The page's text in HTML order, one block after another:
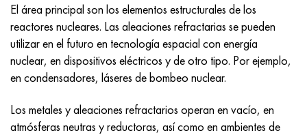
El área principal son los elementos estructurales de los
reactores nucleares. Las aleaciones refractarias se pueden
utilizar en el futuro en tecnología espacial con energía
nuclear, en dispositivos eléctricos y de otro tipo. Por ejemplo,
en condensadores, láseres de bombeo nuclear.
Los metales y aleaciones refractarios operan en vacío, en
atmósferas neutras y reductoras, así como en ambientes de
Hastelloy b3
hastelloy c4
hastelloy c22
Hastelloy C-276
40G, 40Mn4, AISI 1035
38XM, 42CrMo4, AISI 1.7225
40ХН, 36NiCr6, AISI 3135
40XFA, 1.7223, AISI 4142